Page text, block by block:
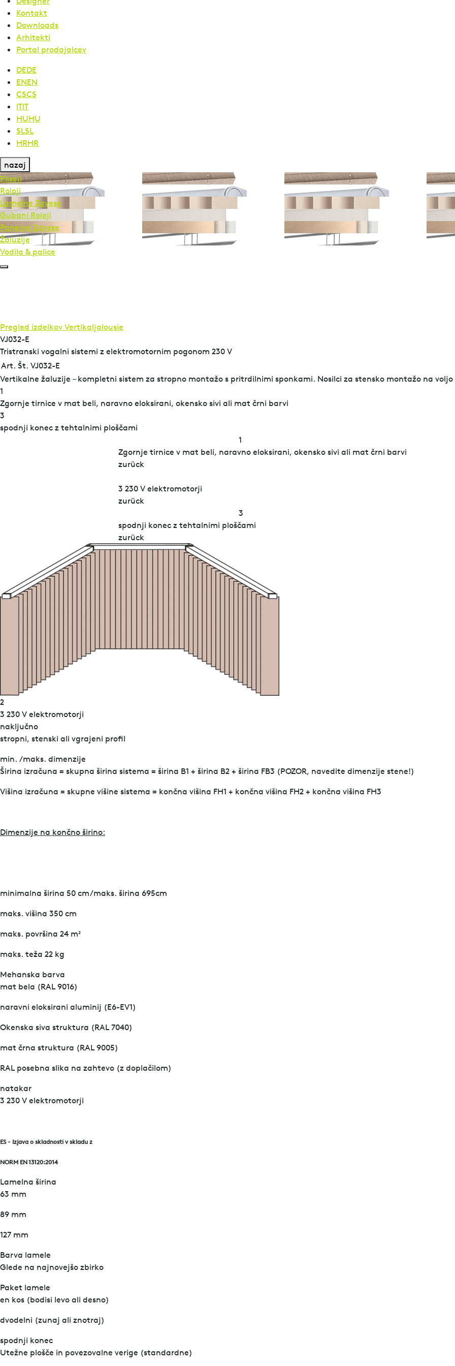
Kontakt
Downloads
Arhitekti
Portal prodajalcev
DEDE
ENEN
CSCS
ITIT
HUHU
SLSL
HRHR
nazaj
Pliseji
Roloji
Lamelne Zavese
Gubani Roloji
Panelne Zavese
Žaluzije
Vodila & palice
Pregled izdelkov Vertikaljalousie
VJ032-E
Tristranski vogalni sistemi z elektromotornim pogonom 230 V
Art. Št. VJ032-E
Vertikalne žaluzije – kompletni sistem za stropno montažo s pritrdilnimi sponkami. Nosilci za stensko montažo na
1
Zgornje tirnice v mat beli, naravno eloksirani, okensko sivi ali mat črni barvi
3
spodnji konec z tehtalnimi ploščami
1
Zgornje tirnice v mat beli, naravno eloksirani, okensko sivi ali mat črni barvi
zurück
3 230 V elektromotorji
zurück
3
spodnji konec z tehtalnimi ploščami
zurück
2
3 230 V elektromotorji
naključno
stropni, stenski ali vgrajeni profil
min. /maks. dimenzije
Širina izračuna = skupna širina sistema = širina B1 + širina B2 + širina FB3 (POZOR, navedite dimenzije stene!)
Višina izračuna = skupne višine sistema = končna višina FH1 + končna višina FH2 + končna višina FH3
Dimenzije na končno širino:
minimalna širina 50 cm/maks. širina 695cm
maks. višina 350 cm
maks. površina 24 m²
maks. teža 22 kg
Mehanska barva
mat bela (RAL 9016)
naravni eloksirani aluminij (E6-EV1)
Okenska siva struktura (RAL 7040)
mat črna struktura (RAL 9005)
RAL posebna slika na zahtevo (z doplačilom)
natakar
3 230 V elektromotorji
ES - Izjava o skladnosti v skladu z
NORM EN 13120:2014
Lamelna širina
63 mm
89 mm
127 mm
Barva lamele
Glede na najnovejšo zbirko
Paket lamele
en kos (bodisi levo ali desno)
dvodelni (zunaj ali znotraj)
spodnji konec
Utežne plošče in povezovalne verige (standardne)